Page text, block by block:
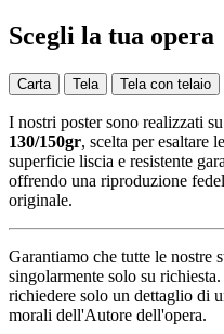
Scegli la tua opera
Carta Tela Tela con telaio
I nostri poster sono realizzati su
130/150gr, scelta per esaltare
superficie liscia e resistente
offrendo una riproduzione
originale.
Garantiamo che tutte le nostre
singolarmente solo su
richiedere solo un dettaglio di
morali dell'Autore dell'opera.